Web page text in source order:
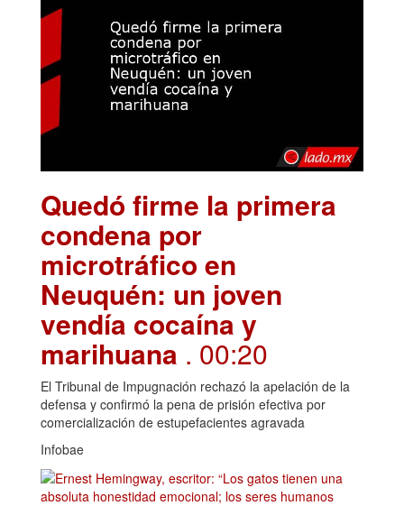
Quedó firme la primera
condena por
microtráfico en
Neuquén: un joven
vendía cocaína y
marihuana . 00:20
El Tribunal de Impugnación rechazó la apelación de la
defensa y confirmó la pena de prisión efectiva por
comercialización de estupefacientes agravada
Infobae